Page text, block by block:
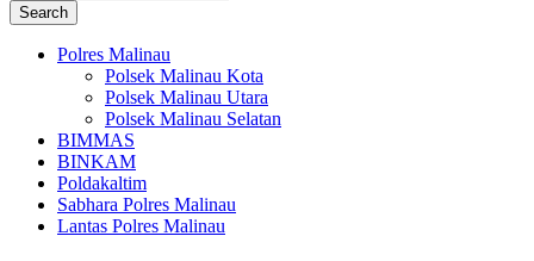
Search
Polres Malinau
Polsek Malinau Kota
Polsek Malinau Utara
Polsek Malinau Selatan
BIMMAS
BINKAM
Poldakaltim
Sabhara Polres Malinau
Lantas Polres Malinau